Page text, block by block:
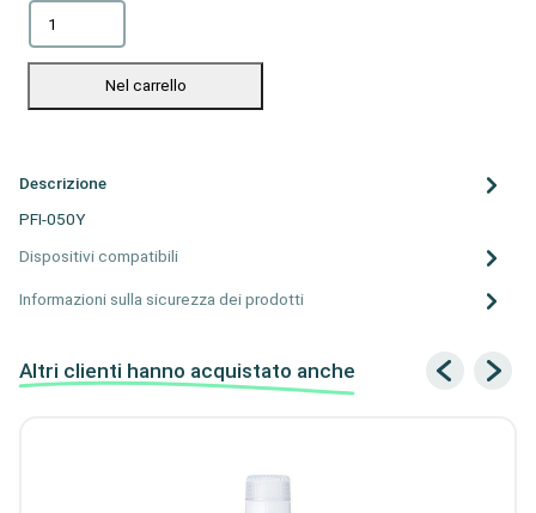
Nel carrello
Descrizione
PFI-050Y
Dispositivi compatibili
Informazioni sulla sicurezza dei prodotti
Altri clienti hanno acquistato anche